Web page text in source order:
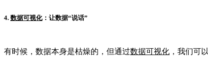
4. 数据可视化：让数据“说话”
有时候，数据本身是枯燥的，但通过数据可视化 ，我们可